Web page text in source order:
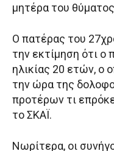
μητέρα του
Ο πατέρας του
την εκτίμηση ότι
ηλικίας 20 ετών, ο
την ώρα της
προτέρων τι
το ΣΚΑΪ.
Νωρίτερα, οι